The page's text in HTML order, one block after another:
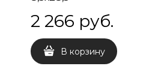
2 266 руб.
В корзину